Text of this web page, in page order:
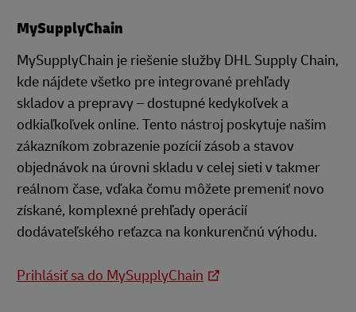
MySupplyChain
MySupplyChain je riešenie služby DHL Supply Chain,
kde nájdete všetko pre integrované prehľady
skladov a prepravy – dostupné kedykoľvek a
odkiaľkoľvek online. Tento nástroj poskytuje našim
zákazníkom zobrazenie pozícií zásob a stavov
objednávok na úrovni skladu v celej sieti v takmer
reálnom čase, vďaka čomu môžete premeniť novo
získané, komplexné prehľady operácií
dodávateľského reťazca na konkurenčnú výhodu.
Prihlásiť sa do MySupplyChain